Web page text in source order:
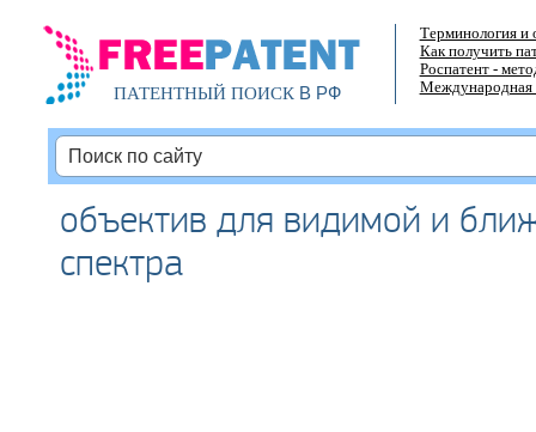
ПАТЕНТНЫЙ ПОИСКВ РФ
Терминология и
Как получить
Роспатент -
Международная
объектив для видимой и
спектра